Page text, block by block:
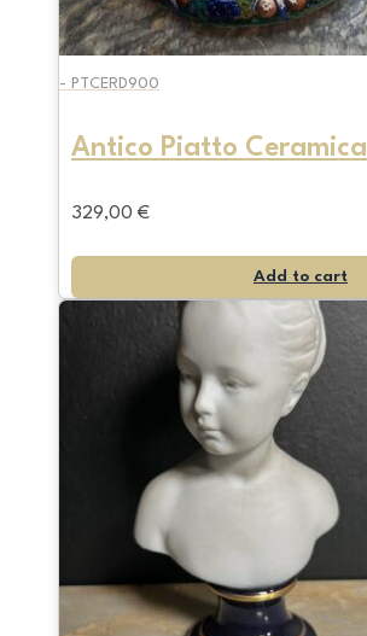
- PTCERD900
Antico Piatto Ceramica
329,00 €
Add to cart